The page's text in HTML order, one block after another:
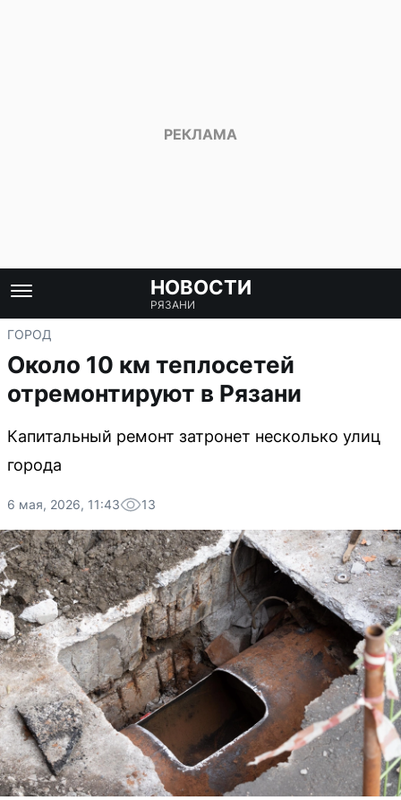
НОВОСТИ
РЯЗАНИ
ГОРОД
Около 10 км теплосетей
отремонтируют в Рязани
Капитальный ремонт затронет несколько улиц
города
6 мая, 2026, 11:43 13